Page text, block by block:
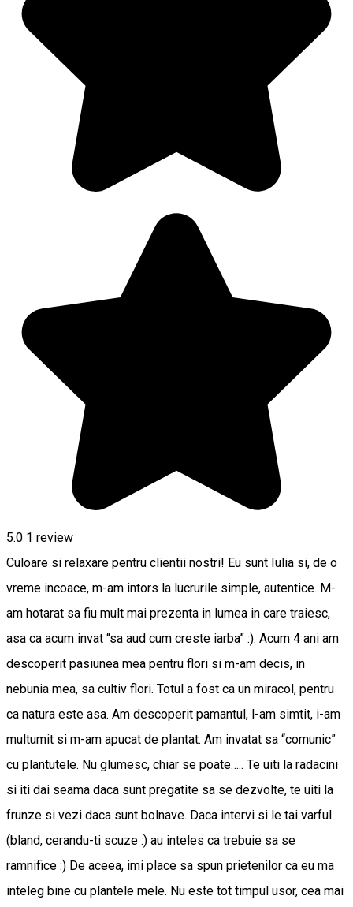
5.0 1 review
Culoare si relaxare pentru clientii nostri! Eu sunt Iulia si, de o
vreme incoace, m-am intors la lucrurile simple, autentice. M-
am hotarat sa fiu mult mai prezenta in lumea in care traiesc,
asa ca acum invat “sa aud cum creste iarba” :). Acum 4 ani am
descoperit pasiunea mea pentru flori si m-am decis, in
nebunia mea, sa cultiv flori. Totul a fost ca un miracol, pentru
ca natura este asa. Am descoperit pamantul, l-am simtit, i-am
multumit si m-am apucat de plantat. Am invatat sa “comunic”
cu plantutele. Nu glumesc, chiar se poate….. Te uiti la radacini
si iti dai seama daca sunt pregatite sa se dezvolte, te uiti la
frunze si vezi daca sunt bolnave. Daca intervi si le tai varful
(bland, cerandu-ti scuze :) au inteles ca trebuie sa se
ramnifice :) De aceea, imi place sa spun prietenilor ca eu ma
inteleg bine cu plantele mele. Nu este tot timpul usor, cea mai